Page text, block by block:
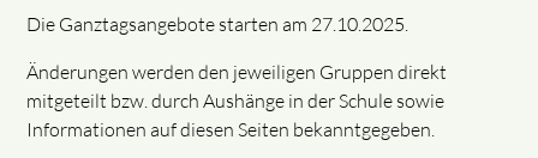
Die Ganztagsangebote starten am 27.10.2025.
Änderungen werden den jeweiligen Gruppen direkt
mitgeteilt bzw. durch Aushänge in der Schule sowie
Informationen auf diesen Seiten bekanntgegeben.